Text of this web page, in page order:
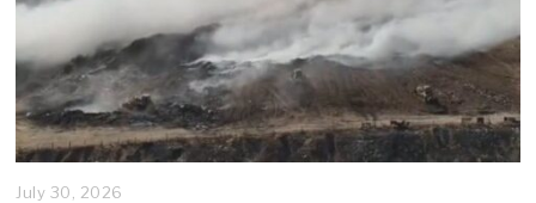
July 30, 2026